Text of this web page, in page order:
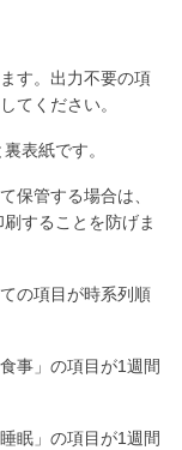
す。出力不要の項
てください。
表紙です。
保管する場合は、
することを防げま
の項目が時系列順
事」の項目が1週間
眠」の項目が1週間